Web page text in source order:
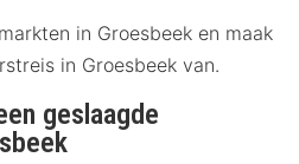
in Groesbeek en maak
in Groesbeek van.
geslaagde